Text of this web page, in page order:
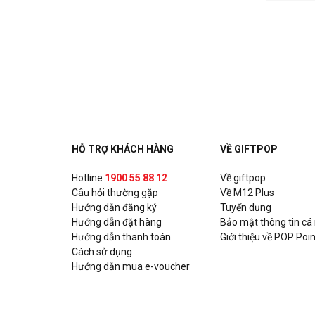
HỖ TRỢ KHÁCH HÀNG
Hotline 1900 55 88 12
Câu hỏi thường gặp
Hướng dẫn đăng ký
Hướng dẫn đặt hàng
Hướng dẫn thanh toán
Cách sử dụng
Hướng dẫn mua e-voucher
VỀ GIFTPOP
Về giftpop
Về M12 Plus
Tuyển dụng
Bảo mật thông tin cá
Giới thiệu về POP